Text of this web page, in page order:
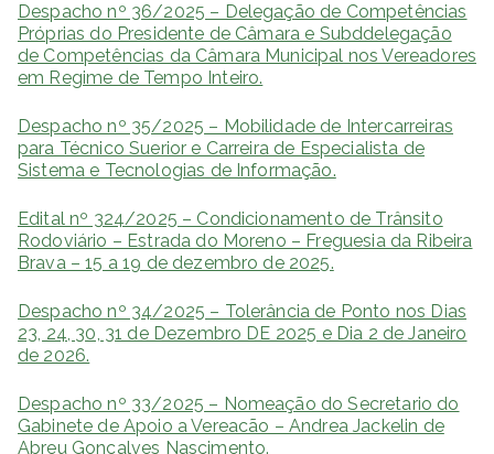
Despacho nº 36/2025 – Delegação de Competências
Próprias do Presidente de Câmara e Subddelegação
de Competências da Câmara Municipal nos Vereadores
em Regime de Tempo Inteiro.
Despacho nº 35/2025 – Mobilidade de Intercarreiras
para Técnico Suerior e Carreira de Especialista de
Sistema e Tecnologias de Informação.
Edital nº 324/2025 – Condicionamento de Trânsito
Rodoviário – Estrada do Moreno – Freguesia da Ribeira
Brava – 15 a 19 de dezembro de 2025.
Despacho nº 34/2025 – Tolerância de Ponto nos Dias
23, 24, 30, 31 de Dezembro DE 2025 e Dia 2 de Janeiro
de 2026.
Despacho nº 33/2025 – Nomeação do Secretario do
Gabinete de Apoio a Vereacão – Andrea Jackelin de
Abreu Goncalves Nascimento.